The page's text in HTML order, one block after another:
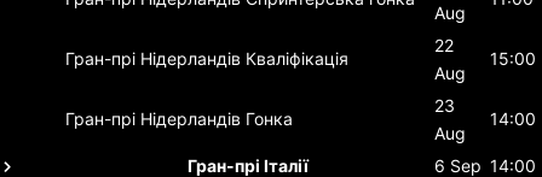
Aug
Гран-прі Нідерландів Кваліфікація
22
Aug
15:00
Гран-прі Нідерландів Гонка
23
Aug
14:00
Гран-прі Італії 6 Sep 14:00